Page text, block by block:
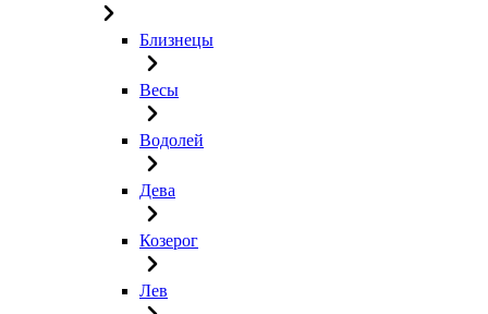
Близнецы
Весы
Водолей
Дева
Козерог
Лев